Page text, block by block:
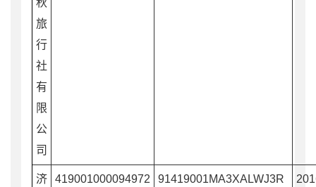
旅
行
社
有
限
公
司
济
419001000094972 91419001MA3XALWJ3R